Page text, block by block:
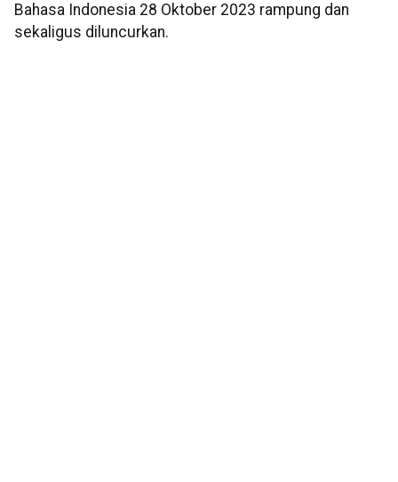
Bahasa Indonesia 28 Oktober 2023 rampung dan
sekaligus diluncurkan.